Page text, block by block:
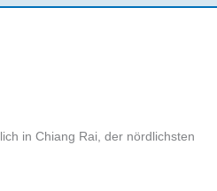
in Chiang Rai, der nördlichsten